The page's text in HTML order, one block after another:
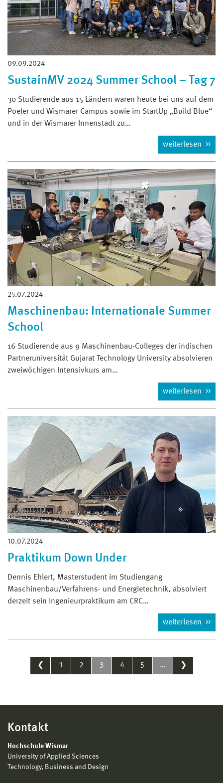
09.09.2024
SustainMV 2024 Summer School – Tag 7
30 Studierende aus 15 Ländern waren heute bei uns auf dem
Poeler und Wismarer Campus sowie im StartUp „Build Blue“
und in der Wismarer Innenstadt zu…
weiterlesen
25.07.2024
Maschinenbau: Internationale Summer
School
16 Studierende aus 9 Maschinenbau-Colleges der indischen
Partneruniversität Gujarat Technology University absolvieren
zweiwöchigen Intensivkurs am…
weiterlesen
10.07.2024
Praktikum Down Under
Dennis Ehlert, Masterstudent im Studiengang
Maschinenbau/Verfahrens- und Energietechnik, absolviert
derzeit sein Ingenieurpraktikum am CRC…
weiterlesen
❮ 1 2 3 4 5 … ❯
Kontakt
Hochschule Wismar
University of Applied Sciences
Technology, Business and Design